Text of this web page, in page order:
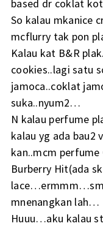
based dr coklat
So kalau mkanice
mcflurry tak pon
Kalau kat B&R
cookies..lagi satu
jamoca..coklat
suka..nyum2…
N kalau perfume
kalau yg ada
kan..mcm perfume
Burberry Hit(ada
mnenangkan lah…
Huuu…aku kalau